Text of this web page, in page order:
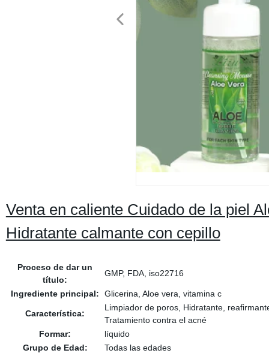
Venta en caliente Cuidado de la piel
Hidratante calmante con cepillo
Proceso de dar un
título:
GMP, FDA, iso22716
Ingrediente principal: Glicerina, Aloe vera, vitamina c
Característica:
Limpiador de poros, Hidratante,
Tratamiento contra el acné
Formar:
líquido
Grupo de Edad:
Todas las edades